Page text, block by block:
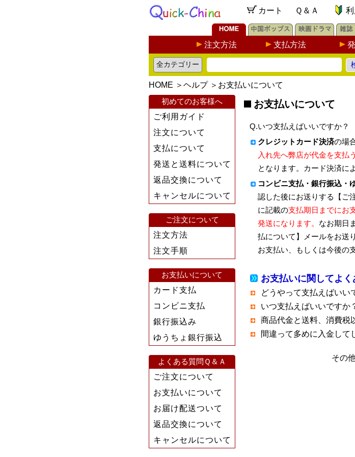
カート Ｑ＆Ａ
注文方法 支払方法
HOME ＞ ヘルプ＞ お支払いについて
初めてのお客様へ
ご利用ガイド
注文について
支払について
発送と送料について
返品交換について
キャンセルについて
ご注文について
注文方法
注文手順
お支払いについて
カード支払
コンビニ支払
銀行振込み
ゆうちょ銀行振込
よくある質問Ｑ＆Ａ
ご注文について
お支払いについて
お届け配送ついて
返品交換について
キャンセルについて
お支払いについて
Q.いつ支払えばいいですか？
クレジットカード決済の場
入れ先へ弊店が代金を支払
となります。カード決済に
コンビニ支払・銀行振込・
認した後にお送りする【ご
に記載の支払期日までにお
発送になります。 なお期日
払について】メールをお送
お支払い、もしくは今後の
お支払いに関してよく
どうやって支払えばいい
いつ支払えばいいですか
商品代金と送料、消費税
間違って多めに入金して
その